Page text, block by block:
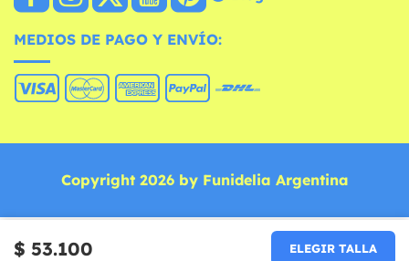
$ 53.100 ELEGIR TALLA
MEDIOS DE PAGO Y ENVÍO:
Copyright 2026 by Funidelia Argentina